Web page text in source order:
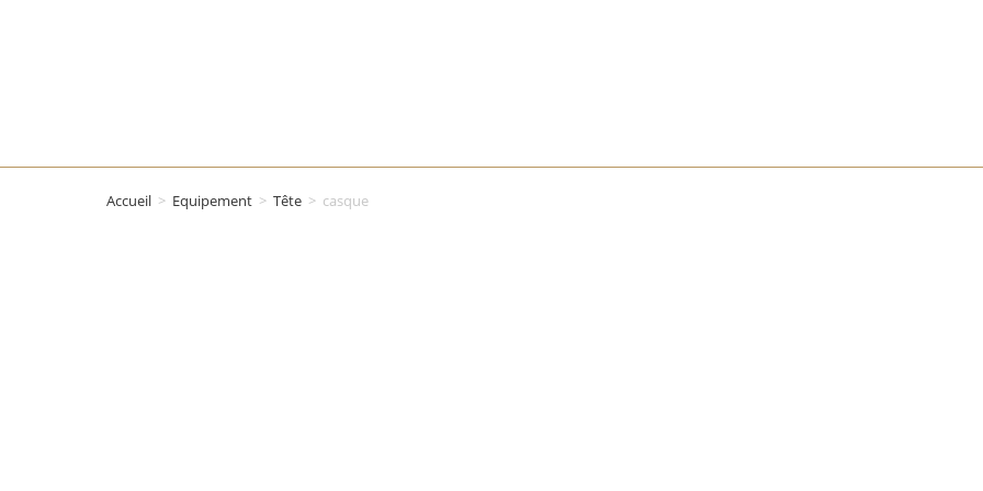
Accueil > Equipement > Tête > casque